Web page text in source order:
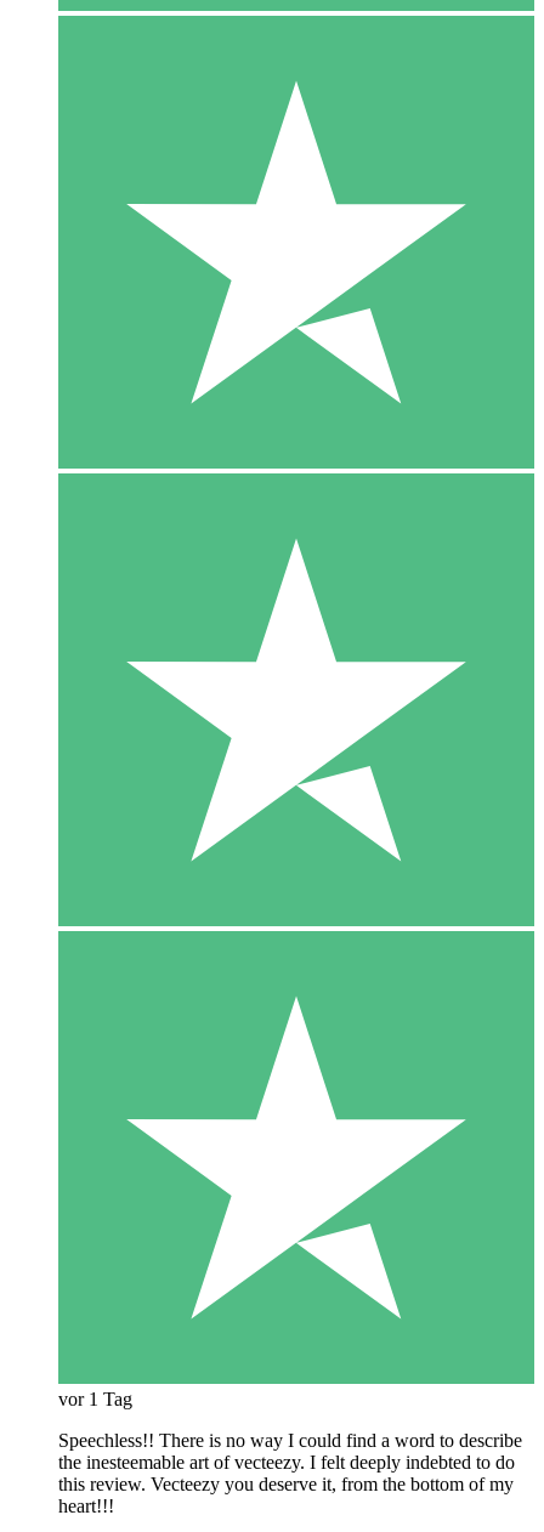
vor 1 Tag
Speechless!! There is no way I could find a word to describe
the inesteemable art of vecteezy. I felt deeply indebted to do
this review. Vecteezy you deserve it, from the bottom of my
heart!!!